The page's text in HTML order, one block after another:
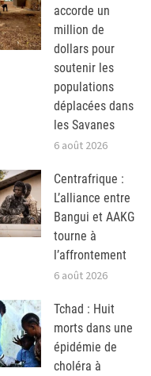
accorde un
million de
dollars pour
soutenir les
populations
déplacées dans
les Savanes
6 août 2026
Centrafrique :
L’alliance entre
Bangui et AAKG
tourne à
l’affrontement
6 août 2026
Tchad : Huit
morts dans une
épidémie de
choléra à